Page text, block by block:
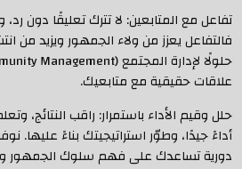
تفاعل مع المتابعين: لا تترك تعليقًا دون رد،
فالتفاعل يعزز من ولاء الجمهور ويزيد من
علاقات حقيقية مع متابعيك.
حلل وقيم الأداء باستمرار: راقب النتائج،
أداءً جيدًا، وطوّر استراتيجيتك بناءً عليها.
دورية تساعدك على فهم سلوك الجمهور